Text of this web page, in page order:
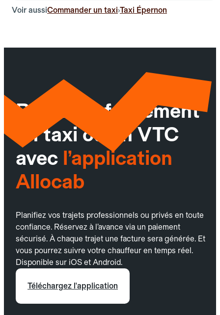
Voir aussiCommander un taxi›Taxi Épernon
Réservez facilement
un taxi ou un VTC
avec l’application
Allocab
Planifiez vos trajets professionnels ou privés en toute
confiance. Réservez à l’avance via un paiement
sécurisé. À chaque trajet une facture sera générée. Et
vous pourrez suivre votre chauffeur en temps réel.
Disponible sur iOS et Android.
Téléchargez l'application